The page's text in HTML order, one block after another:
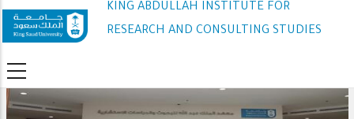
KING ABDULLAH INSTITUTE FOR
RESEARCH AND CONSULTING STUDIES